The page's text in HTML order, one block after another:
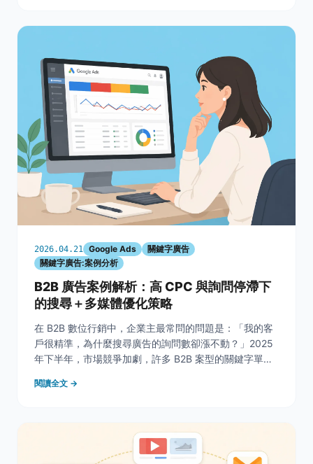
2026.04.21 Google Ads
關鍵字廣告
關鍵字廣告:案例分析
B2B 廣告案例解析：高 CPC 與詢問停滯下
的搜尋＋多媒體優化策略
在 B2B 數位行銷中，企業主最常問的問題是：「我的客
戶很精準，為什麼搜尋廣告的詢問數卻漲不動？」2025
年下半年，市場競爭加劇，許多 B2B 案型的關鍵字單次
流量紅利消失、自動化工具（如 PMax）表現不如預期
閱讀全文 →